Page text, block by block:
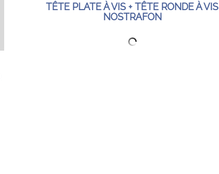
TÊTE PLATE À VIS + TÊTE RONDE À VIS
NOSTRAFON